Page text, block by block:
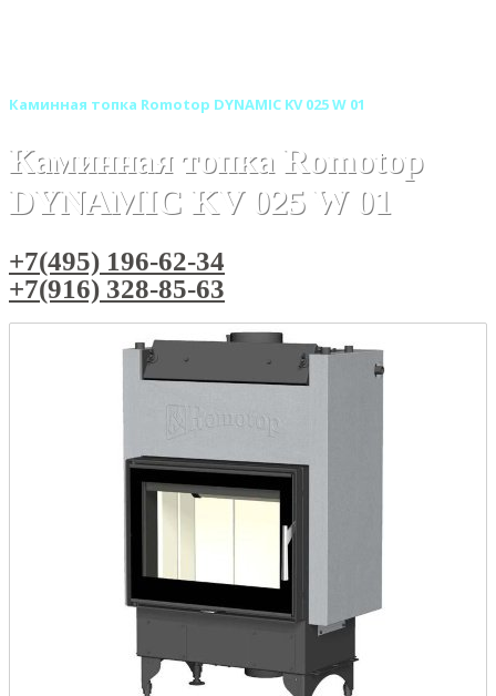
Каминная топка Romotop DYNAMIC KV 025 W 01
Каминная топка Romotop
DYNAMIC KV 025 W 01
+7(495) 196-62-34
+7(916) 328-85-63